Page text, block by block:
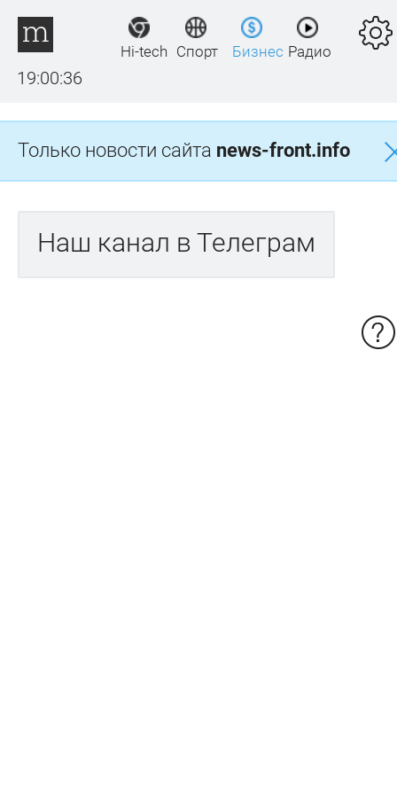
19:00:37
Hi-tech Спорт Бизнес Радио
Только новости сайта news-front.info
Наш канал в Телеграм